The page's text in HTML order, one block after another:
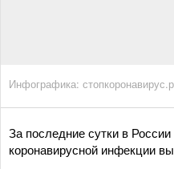
Инфографика:
За последние сутки в
коронавирусной инфекции